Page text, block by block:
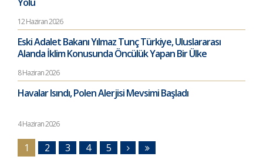
12 Haziran 2026
Eski Adalet Bakanı Yılmaz Tunç Türkiye, Uluslararası
Alanda İklim Konusunda Öncülük Yapan Bir Ülke
8 Haziran 2026
Havalar Isındı, Polen Alerjisi Mevsimi Başladı
4 Haziran 2026
1 2 3 4 5